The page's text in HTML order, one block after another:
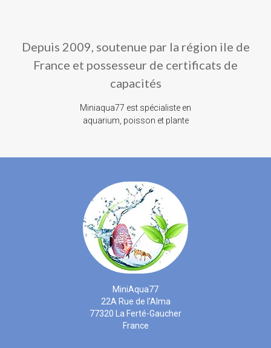
Depuis 2009, soutenue par la région ile de
France et possesseur de certificats de
capacités
Miniaqua77 est spécialiste en
aquarium, poisson et plante
MiniAqua77
22A Rue de l'Alma
77320 La Ferté-Gaucher
France